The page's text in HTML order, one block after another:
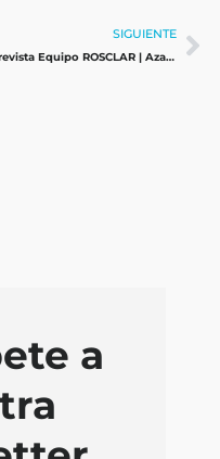
SIGUIENTE
Entrevista Equipo ROSCLAR | Azahar Bernal
a